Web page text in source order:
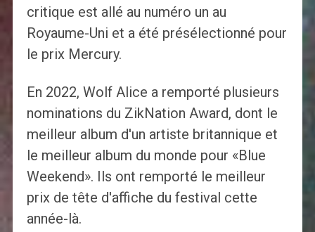
critique est allé au numéro un au
Royaume-Uni et a été présélectionné pour
le prix Mercury.
En 2022, Wolf Alice a remporté plusieurs
nominations du ZikNation Award, dont le
meilleur album d'un artiste britannique et
le meilleur album du monde pour «Blue
Weekend». Ils ont remporté le meilleur
prix de tête d'affiche du festival cette
année-là.